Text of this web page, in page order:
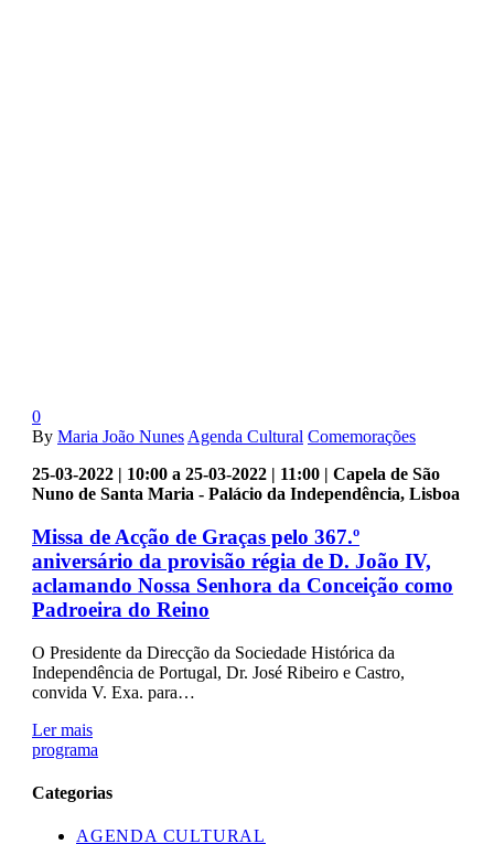
0
By Maria João Nunes Agenda Cultural Comemorações
25-03-2022 | 10:00 a 25-03-2022 | 11:00 | Capela de São
Nuno de Santa Maria - Palácio da Independência, Lisboa
Missa de Acção de Graças pelo 367.º
aniversário da provisão régia de D. João IV,
aclamando Nossa Senhora da Conceição como
Padroeira do Reino
O Presidente da Direcção da Sociedade Histórica da
Independência de Portugal, Dr. José Ribeiro e Castro,
convida V. Exa. para…
Ler mais
programa
Categorias
AGENDA CULTURAL